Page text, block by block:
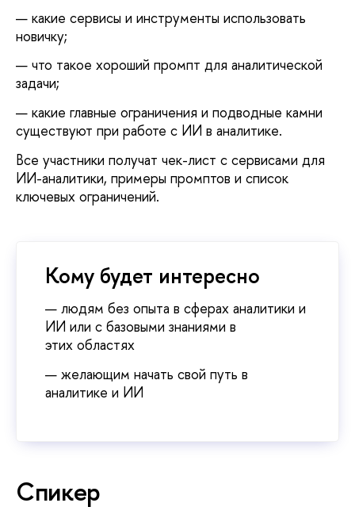
какие сервисы и инструменты использовать
новичку;
что такое хороший промпт для аналитической
задачи;
какие главные ограничения и подводные камни
существуют при работе с ИИ в аналитике.
се участники получат чек-лист с сервисами для
ИИ-аналитики, примеры промптов и список
ключевых ограничений.
Кому будет интересно
людям без опыта в сферах аналитики и
ИИ или с базовыми знаниями
этих областях
желающим начать свой путь
аналитике и ИИ
Спикер